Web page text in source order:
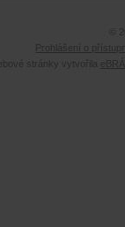
Prohlášení o
stránky vytvořila